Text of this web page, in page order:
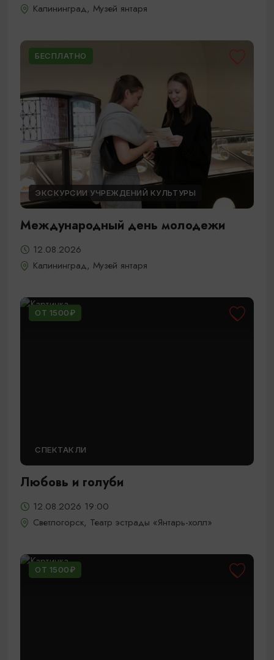
Калининград, Музей янтаря
БЕСПЛАТНО
ЭКСКУРСИИ УЧРЕЖДЕНИЙ КУЛЬТУРЫ
Международный день молодежи
12.08.2026
Калининград, Музей янтаря
ОТ 1500₽
СПЕКТАКЛИ
Любовь и голуби
12.08.2026 19:00
Светлогорск, Театр эстрады «Янтарь-холл»
ОТ 1500₽